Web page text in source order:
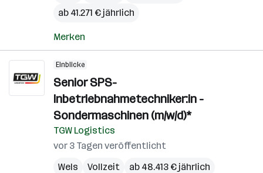
ab 41.271 € jährlich
Merken
Einblicke
Senior SPS-
Inbetriebnahmetechniker:in -
Sondermaschinen (m/w/d)*
TGW Logistics
vor 3 Tagen veröffentlicht
Wels
Vollzeit ab 48.413 € jährlich